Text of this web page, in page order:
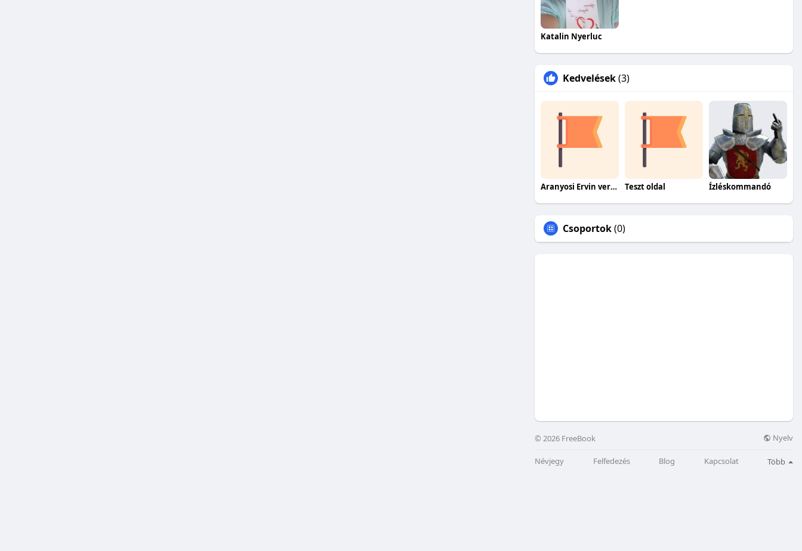
Katalin Nyerluc
Kedvelések(3)
Aranyosi Ervin versei Teszt oldal Ízléskommandó
Csoportok(0)
© 2026 FreeBook Nyelv
Névjegy Felfedezés Blog Kapcsolat Több